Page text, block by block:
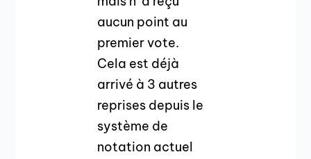
aucun point au
premier vote.
Cela est déjà
arrivé à 3 autres
reprises depuis le
système de
notation actuel